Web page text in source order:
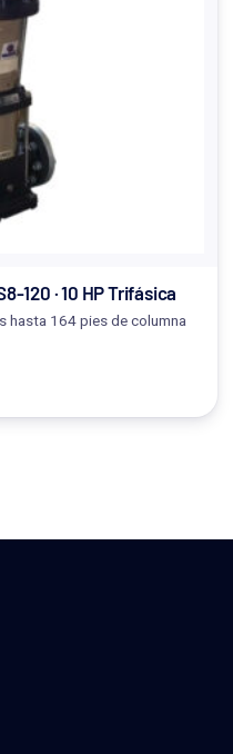
120 · 10 HP Trifásica
hasta 164 pies de columna